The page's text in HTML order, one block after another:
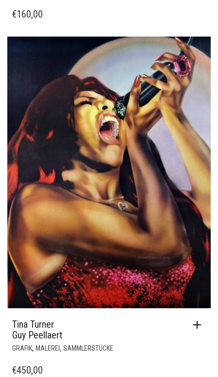
€160,00
Tina Turner
Guy Peellaert
GRAFIK, MALEREI , SAMMLERSTÜCKE
€450,00